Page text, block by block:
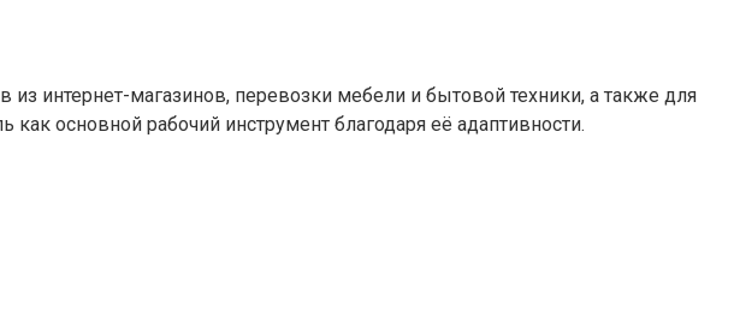
интернет-магазинов, перевозки мебели и бытовой техники, а также для
основной рабочий инструмент благодаря её адаптивности.